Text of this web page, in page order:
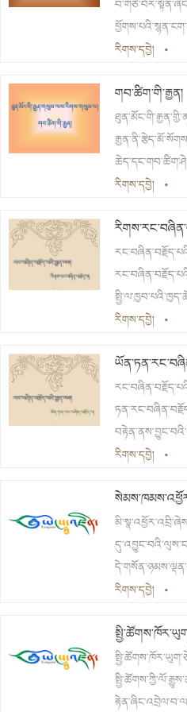
རིགས་དབྱེ། •
གབ་ཚིག་གི་རྒྱན།
རིགས་དབྱེ། •
ནུས་པ་ཞིག་གོ །
རིགས་དབྱེ། •
བརྗོད་པ་ཞིག་གོ །
རིགས་དབྱེ། •
མཚོན་པ་ཞིག་ཡིན།
རིགས་དབྱེ། •